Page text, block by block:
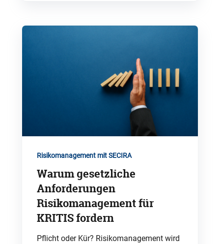
Risikomanagement mit SECIRA
Warum gesetzliche
Anforderungen
Risikomanagement für
KRITIS fordern
Pflicht oder Kür? Risikomanagement wird